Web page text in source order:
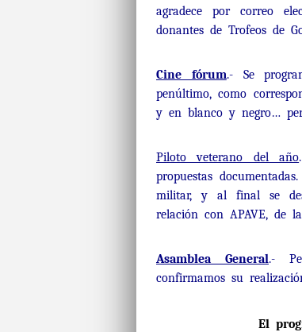
agradece por correo
donantes de Trofeos de
Cine fórum.- Se
penúltimo, como
y en blanco y negro…
Piloto veterano del año
propuestas
militar, y al final se
relación con APAVE, de
Asamblea General.-
confirmamos su
El